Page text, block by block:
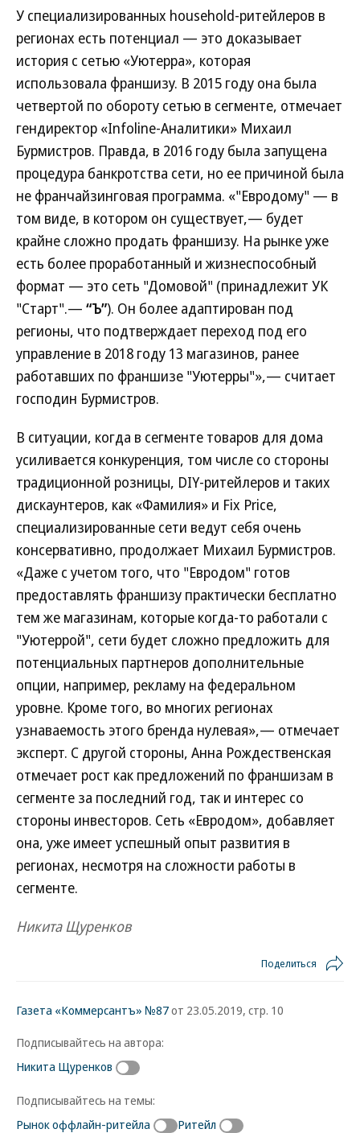
У специализированных household-ритейлеров в
регионах есть потенциал — это доказывает
история с сетью «Уютерра», которая
использовала франшизу. В 2015 году она была
четвертой по обороту сетью в сегменте, отмечает
гендиректор «Infoline-Аналитики» Михаил
Бурмистров. Правда, в 2016 году была запущена
процедура банкротства сети, но ее причиной была
не франчайзинговая программа. «"Евродому" — в
том виде, в котором он существует,— будет
крайне сложно продать франшизу. На рынке уже
есть более проработанный и жизнеспособный
формат — это сеть "Домовой" (принадлежит УК
"Старт".— “Ъ”). Он более адаптирован под
регионы, что подтверждает переход под его
управление в 2018 году 13 магазинов, ранее
работавших по франшизе "Уютерры"»,— считает
господин Бурмистров.
В ситуации, когда в сегменте товаров для дома
усиливается конкуренция, том числе со стороны
традиционной розницы, DIY-ритейлеров и таких
дискаунтеров, как «Фамилия» и Fix Price,
специализированные сети ведут себя очень
консервативно, продолжает Михаил Бурмистров.
«Даже с учетом того, что "Евродом" готов
предоставлять франшизу практически бесплатно
тем же магазинам, которые когда-то работали с
"Уютеррой", сети будет сложно предложить для
потенциальных партнеров дополнительные
опции, например, рекламу на федеральном
уровне. Кроме того, во многих регионах
узнаваемость этого бренда нулевая»,— отмечает
эксперт. С другой стороны, Анна Рождественская
отмечает рост как предложений по франшизам в
сегменте за последний год, так и интерес со
стороны инвесторов. Сеть «Евродом», добавляет
она, уже имеет успешный опыт развития в
регионах, несмотря на сложности работы в
сегменте.
Никита Щуренков
Поделиться
Газета «Коммерсантъ» №87от 23.05.2019, стр. 10
Подписывайтесь на автора:
Никита Щуренков
Подписывайтесь на темы:
Рынок оффлайн-ритейла
Ритейл